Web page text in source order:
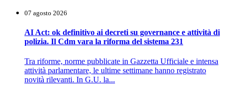
07 agosto 2026
AI Act: ok definitivo ai decreti su governance e attività di
polizia. Il Cdm vara la riforma del sistema 231
Tra riforme, norme pubblicate in Gazzetta Ufficiale e intensa
attività parlamentare, le ultime settimane hanno registrato
novità rilevanti. In G.U. la...